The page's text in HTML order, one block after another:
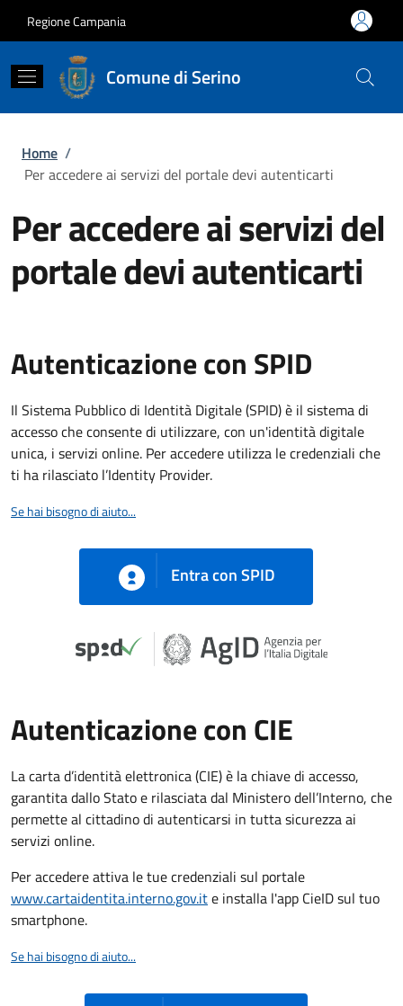
Regione Campania
Comune di Serino
Briciole di pane
Home /
Per accedere ai servizi del portale devi autenticarti
Per accedere ai servizi del
portale devi autenticarti
Autenticazione con SPID
Il Sistema Pubblico di Identità Digitale (SPID) è il sistema di
accesso che consente di utilizzare, con un'identità digitale
unica, i servizi online. Per accedere utilizza le credenziali che
ti ha rilasciato l’Identity Provider.
Se hai bisogno di aiuto...
Entra con SPID
Autenticazione con CIE
La carta d’identità elettronica (CIE) è la chiave di accesso,
garantita dallo Stato e rilasciata dal Ministero dell’Interno, che
permette al cittadino di autenticarsi in tutta sicurezza ai
servizi online.
Per accedere attiva le tue credenziali sul portale
www.cartaidentita.interno.gov.ite installa l'app CieID sul tuo
smartphone.
Se hai bisogno di aiuto...